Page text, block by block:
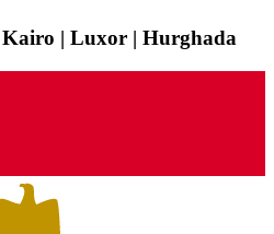
Kairo | Luxor | Hurghada